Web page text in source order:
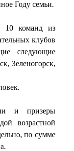
Году семьи.
10 команд из
клубов
следующие
Зеленогорск,
и призеры
возрастной
по сумме